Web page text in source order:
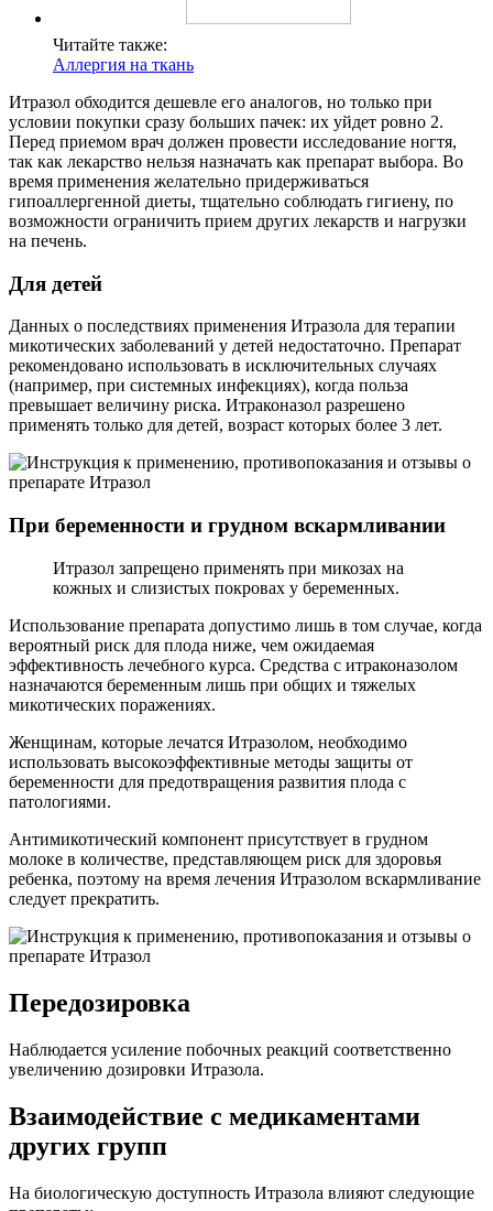
Читайте также:
Аллергия на ткань
Итразол обходится дешевле его аналогов, но только при
условии покупки сразу больших пачек: их уйдет ровно 2.
Перед приемом врач должен провести исследование ногтя,
так как лекарство нельзя назначать как препарат выбора. Во
время применения желательно придерживаться
гипоаллергенной диеты, тщательно соблюдать гигиену, по
возможности ограничить прием других лекарств и нагрузки
на печень.
Для детей
Данных о последствиях применения Итразола для терапии
микотических заболеваний у детей недостаточно. Препарат
рекомендовано использовать в исключительных случаях
(например, при системных инфекциях), когда польза
превышает величину риска. Итраконазол разрешено
применять только для детей, возраст которых более 3 лет.
При беременности и грудном вскармливании
Итразол запрещено применять при микозах на
кожных и слизистых покровах у беременных.
Использование препарата допустимо лишь в том случае, когда
вероятный риск для плода ниже, чем ожидаемая
эффективность лечебного курса. Средства с итраконазолом
назначаются беременным лишь при общих и тяжелых
микотических поражениях.
Женщинам, которые лечатся Итразолом, необходимо
использовать высокоэффективные методы защиты от
беременности для предотвращения развития плода с
патологиями.
Антимикотический компонент присутствует в грудном
молоке в количестве, представляющем риск для здоровья
ребенка, поэтому на время лечения Итразолом вскармливание
следует прекратить.
Передозировка
Наблюдается усиление побочных реакций соответственно
увеличению дозировки Итразола.
Взаимодействие с медикаментами
других групп
На биологическую доступность Итразола влияют следующие